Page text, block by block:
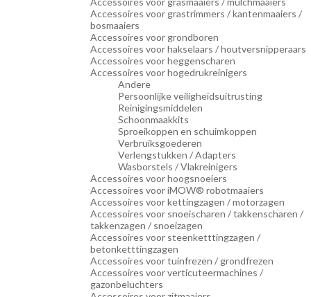
Accessoires voor grastrimmers / kantenmaaiers /
bosmaaiers
Accessoires voor grondboren
Accessoires voor hakselaars / houtversnipperaars
Accessoires voor heggenscharen
Accessoires voor hogedrukreinigers
Andere
Persoonlijke veiligheidsuitrusting
Reinigingsmiddelen
Schoonmaakkits
Sproeikoppen en schuimkoppen
Verbruiksgoederen
Verlengstukken / Adapters
Wasborstels / Vlakreinigers
Accessoires voor hoogsnoeiers
Accessoires voor iMOW® robotmaaiers
Accessoires voor kettingzagen / motorzagen
Accessoires voor snoeischaren / takkenscharen /
takkenzagen / snoeizagen
Accessoires voor steenketttingzagen /
betonketttingzagen
Accessoires voor tuinfrezen / grondfrezen
Accessoires voor verticuteermachines /
gazonbeluchters